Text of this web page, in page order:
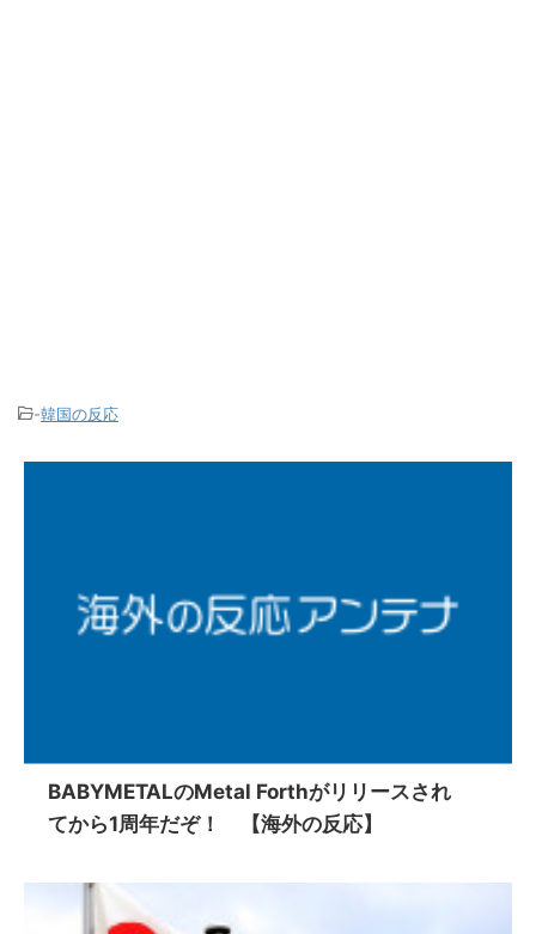
-韓国の反応
BABYMETALのMetal Forthがリリースされ
てから1周年だぞ！ 【海外の反応】